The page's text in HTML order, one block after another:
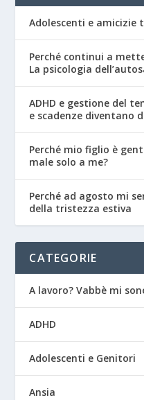
Adolescenti e amicizie
Perché continui a
La psicologia
ADHD e gestione del
e scadenze diventano
Perché mio figlio è
male solo a me?
Perché ad agosto mi
della tristezza estiva
CATEGORIE
A lavoro? Vabbè mi
ADHD
Adolescenti e Genitori
Ansia